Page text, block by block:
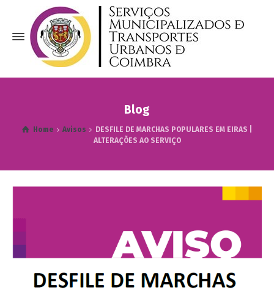
Blog
Home Avisos
DESFILE DE MARCHAS POPULARES EM EIRAS |
ALTERAÇÕES AO SERVIÇO